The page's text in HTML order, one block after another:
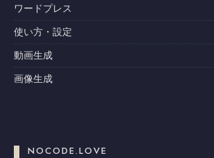
ワードプレス
使い方・設定
動画生成
画像生成
NOCODE.LOVE